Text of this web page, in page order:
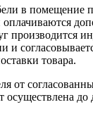
в помещение
производится
и
товара.
от
осуществлена